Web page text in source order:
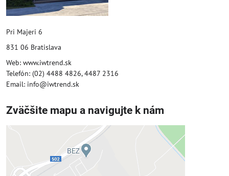
Pri Majeri 6
831 06 Bratislava
Web: www.iwtrend.sk
Telefón: (02) 4488 4826, 4487 2316
Email: info@iwtrend.sk
Zväčšite mapu a navigujte k nám
Externý obsah je blokovaný